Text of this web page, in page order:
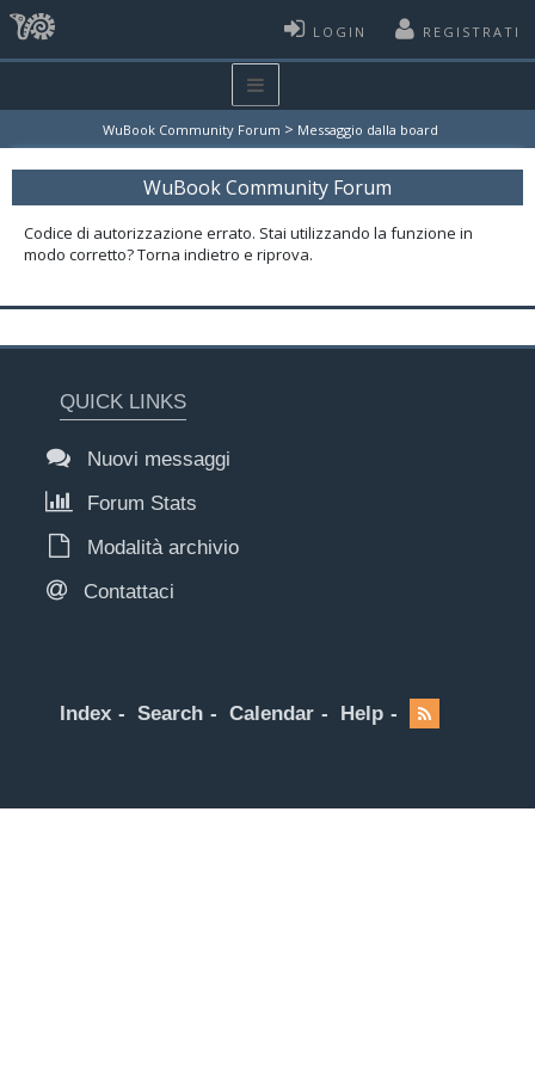
LOGIN REGISTRATI
WuBook Community Forum > Messaggio dalla board
WuBook Community Forum
Codice di autorizzazione errato. Stai utilizzando la funzione in
modo corretto? Torna indietro e riprova.
QUICK LINKS
Nuovi messaggi
Forum Stats
Modalità archivio
Contattaci
Index Search Calendar Help